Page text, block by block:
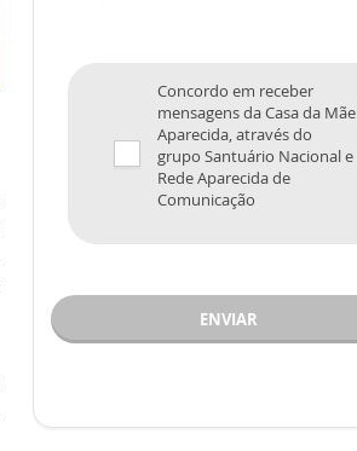
Concordo em receber
mensagens da Casa da Mãe
Aparecida, através do
grupo Santuário Nacional e
Rede Aparecida de
Comunicação
ENVIAR